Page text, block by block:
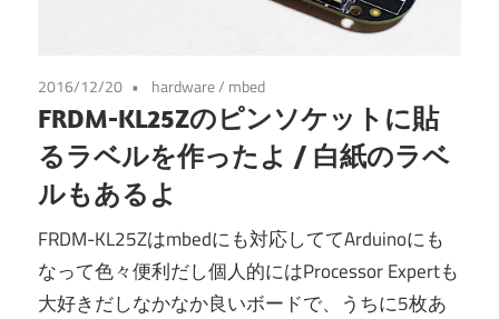
2016/12/20 hardware/ mbed
FRDM-KL25Zのピンソケットに貼
るラベルを作ったよ / 白紙のラベ
ルもあるよ
FRDM-KL25Zはmbedにも対応しててArduinoにも
なって色々便利だし個人的にはProcessor Expertも
大好きだしなかなか良いボードで、うちに5枚あ